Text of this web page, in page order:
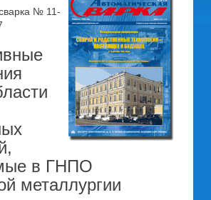
№ 11-
в ГНПО
металлургии